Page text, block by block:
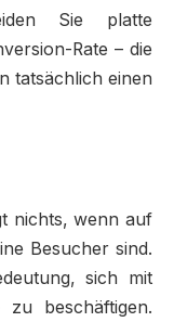
Sie platte
Rate – die
tatsächlich einen
nichts, wenn auf
Besucher sind.
sich mit
zu beschäftigen.